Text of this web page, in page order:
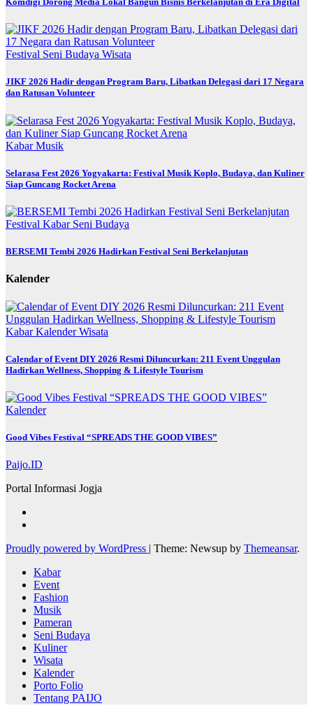
Festival Seni Budaya Wisata
JIKF 2026 Hadir dengan Program Baru, Libatkan Delegasi dari 17 Negara
dan Ratusan Volunteer
KabarMusik
Selarasa Fest 2026 Yogyakarta: Festival Musik Koplo, Budaya, dan Kuliner
Siap Guncang Rocket Arena
Festival Kabar Seni Budaya
BERSEMI Tembi 2026 Hadirkan Festival Seni Berkelanjutan
Kalender
KabarKalenderWisata
Calendar of Event DIY 2026 Resmi Diluncurkan: 211 Event Unggulan
Hadirkan Wellness, Shopping & Lifestyle Tourism
Kalender
Good Vibes Festival “SPREADS THE GOOD VIBES”
Paijo.ID
Portal Informasi Jogja
Proudly powered by WordPress | Theme: Newsup by Themeansar.
Kabar
Event
Fashion
Musik
Pameran
Seni Budaya
Kuliner
Wisata
Kalender
Porto Folio
Tentang PAIJO